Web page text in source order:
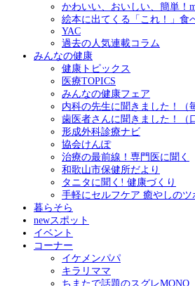
かわいい、おいしい、簡単！
絵本に出てくる「これ！」食
YAC
過去の人気連載コラム
みんなの健康
健康トピックス
医療TOPICS
みんなの健康フェア
内科の先生に聞きました！（
歯医者さんに聞きました！（
形成外科診療ナビ
協会けんぽ
治療の最前線！専門医に聞く
和歌山市保健所だより
タニタに聞く! 健康づくり
手軽にセルフケア 癒やしのツ
暮らそら
newスポット
イベント
コーナー
イケメンパパ
キラリママ
ちまたで話題のスグレMONO